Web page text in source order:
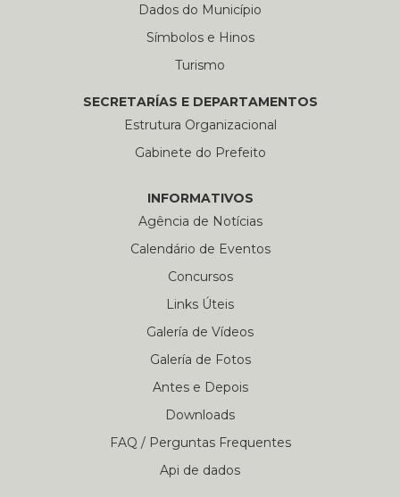
Dados do Município
Símbolos e Hinos
Turismo
SECRETARÍAS E DEPARTAMENTOS
Estrutura Organizacional
Gabinete do Prefeito
INFORMATIVOS
Agência de Notícias
Calendário de Eventos
Concursos
Links Úteis
Galería de Vídeos
Galería de Fotos
Antes e Depois
Downloads
FAQ / Perguntas Frequentes
Api de dados